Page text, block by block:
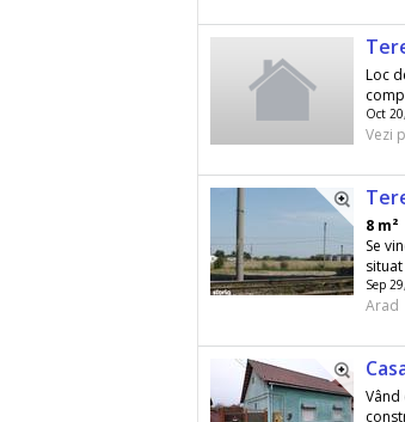
Loc
Oct
Vezi
8 m²
Se
situat
Sep
Arad
Vând